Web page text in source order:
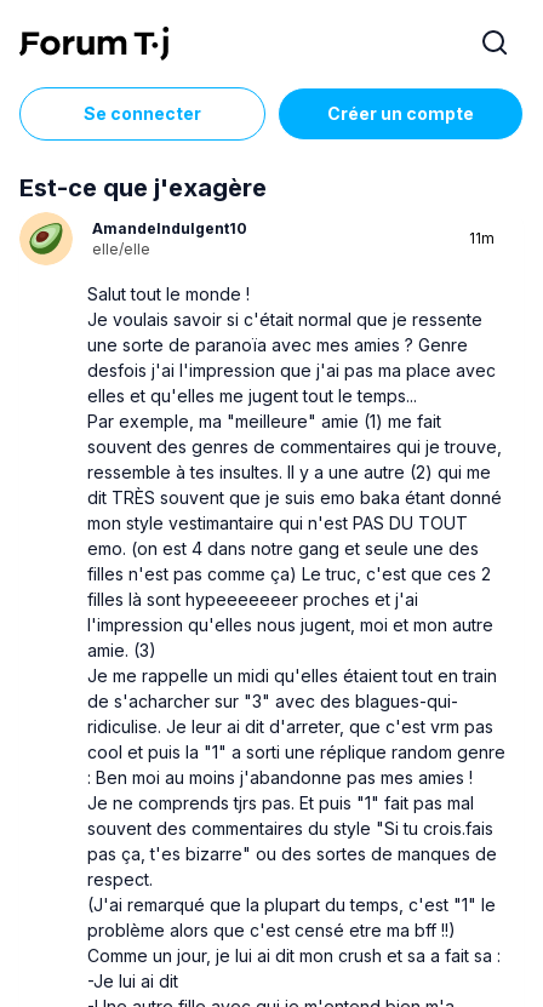
Se connecter Créer un compte
Est-ce que j'exagère
AmandeIndulgent10
elle/elle
11m
Salut tout le monde !
Je voulais savoir si c'était normal que je ressente
une sorte de paranoïa avec mes amies ? Genre
desfois j'ai l'impression que j'ai pas ma place avec
elles et qu'elles me jugent tout le temps...
Par exemple, ma "meilleure" amie (1) me fait
souvent des genres de commentaires qui je trouve,
ressemble à tes insultes. Il y a une autre (2) qui me
dit TRÈS souvent que je suis emo baka étant donné
mon style vestimantaire qui n'est PAS DU TOUT
emo. (on est 4 dans notre gang et seule une des
filles n'est pas comme ça) Le truc, c'est que ces 2
filles là sont hypeeeeeeer proches et j'ai
l'impression qu'elles nous jugent, moi et mon autre
amie. (3)
Je me rappelle un midi qu'elles étaient tout en train
de s'acharcher sur "3" avec des blagues-qui-
ridiculise. Je leur ai dit d'arreter, que c'est vrm pas
cool et puis la "1" a sorti une réplique random genre
: Ben moi au moins j'abandonne pas mes amies !
Je ne comprends tjrs pas. Et puis "1" fait pas mal
souvent des commentaires du style "Si tu crois.fais
pas ça, t'es bizarre" ou des sortes de manques de
respect.
(J'ai remarqué que la plupart du temps, c'est "1" le
problème alors que c'est censé etre ma bff !!)
Comme un jour, je lui ai dit mon crush et sa a fait sa :
-Je lui ai dit